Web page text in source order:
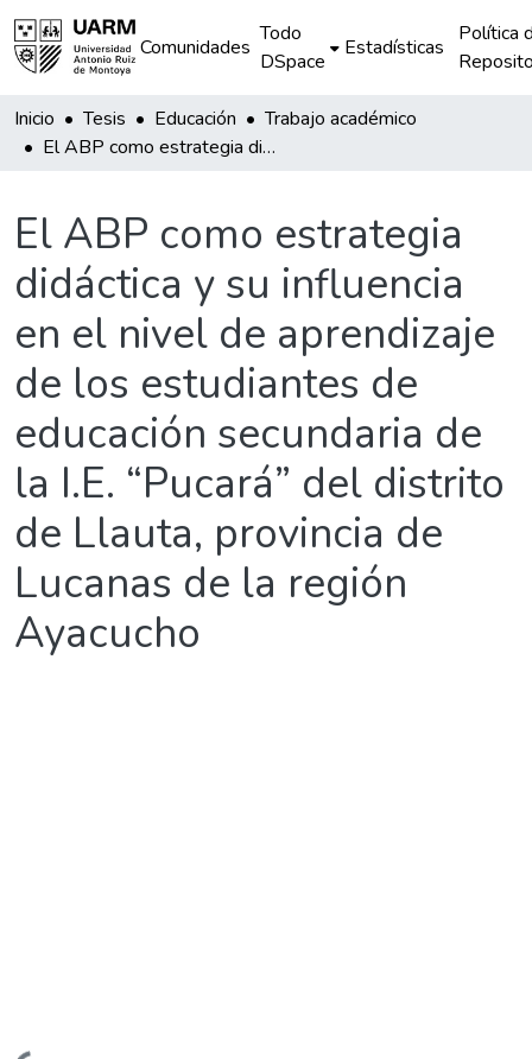
Comunidades
Todo
DSpace
Estadísticas
Política
Inicio Tesis Educación
Trabajo académico
El ABP como estrategia didáctica y su influencia en el nivel de aprendizaje de los estudiantes de educación secundaria de la I.E. “Pucará” del distrito de Llauta, provincia de Lucanas de la región Ayacucho
El ABP como estrategia
didáctica y su influencia
en el nivel de aprendizaje
de los estudiantes de
educación secundaria de
la I.E. “Pucará” del distrito
de Llauta, provincia de
Lucanas de la región
Ayacucho